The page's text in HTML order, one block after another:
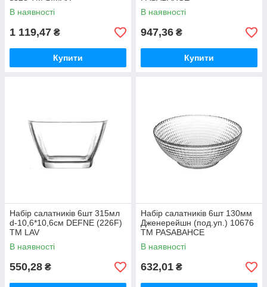
В наявності
1 119,47 ₴
Купити
В наявності
947,36 ₴
Купити
Набір салатників 6шт 315мл
d-10,6*10,6см DEFNE (226F)
ТМ LAV
В наявності
550,28 ₴
Набір салатникiв 6шт 130мм
Дженерейшн (под.уп.) 10676
ТМ PASABAHCE
В наявності
632,01 ₴